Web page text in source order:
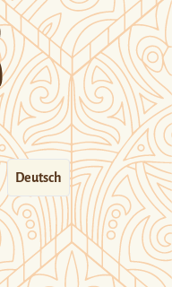
Deutsch